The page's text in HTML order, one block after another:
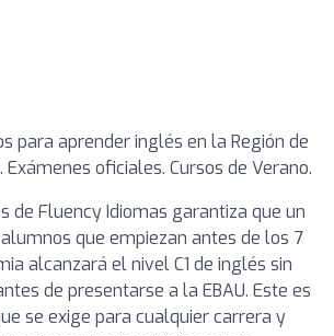
para aprender inglés en la Región de
Exámenes oficiales. Cursos de Verano.
de Fluency Idiomas garantiza que un
que empiezan antes de los 7
alcanzará el nivel C1 de inglés sin
de presentarse a la EBAU. Este es
se exige para cualquier carrera y